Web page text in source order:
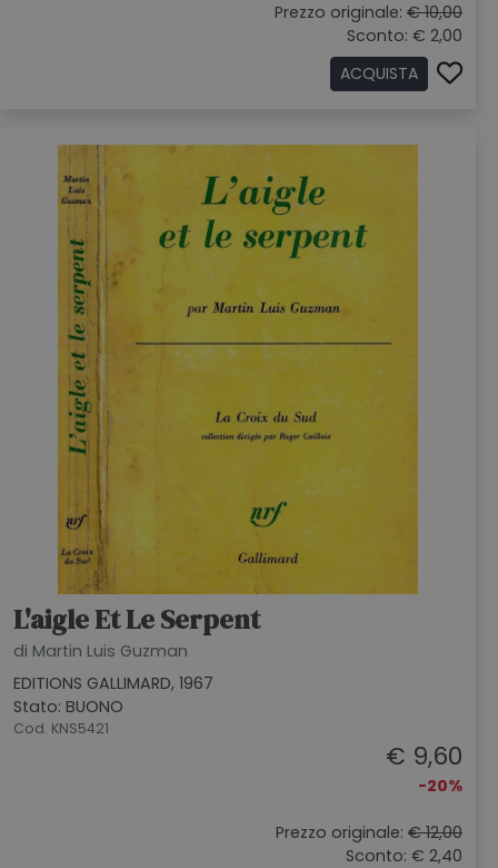
Prezzo originale: € 10,00
Sconto: € 2,00
ACQUISTA
L'aigle Et Le Serpent
di Martin Luis Guzman
EDITIONS GALLIMARD, 1967
Stato: BUONO
Cod. KNS5421
€ 9,60
-20%
Prezzo originale: € 12,00
Sconto: € 2,40